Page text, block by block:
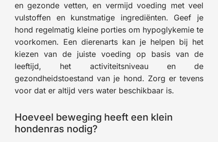
en gezonde vetten, en vermijd voeding met veel
vulstoffen en kunstmatige ingrediënten. Geef je
hond regelmatig kleine porties om hypoglykemie te
voorkomen. Een dierenarts kan je helpen bij het
kiezen van de juiste voeding op basis van de
leeftijd, het activiteitsniveau en de
gezondheidstoestand van je hond. Zorg er tevens
voor dat er altijd vers water beschikbaar is.
Hoeveel beweging heeft een klein
hondenras nodig?